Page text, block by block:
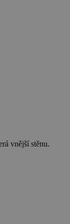
vnější stěnu.